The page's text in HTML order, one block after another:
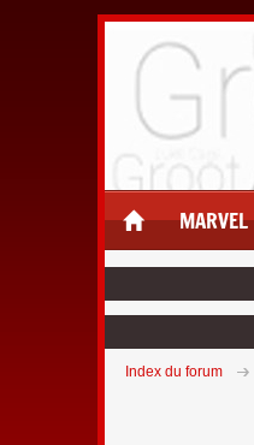
MARVEL
Index du forum